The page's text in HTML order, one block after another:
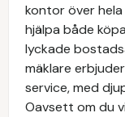
kontor över
hjälpa både
lyckade
mäklare
service, med
Oavsett om du